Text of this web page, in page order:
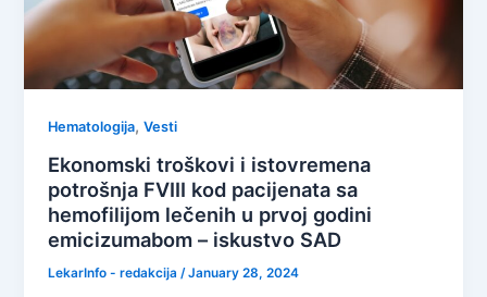
Hematologija,Vesti
Ekonomski troškovi i istovremena
potrošnja FVIII kod pacijenata sa
hemofilijom lečenih u prvoj godini
emicizumabom – iskustvo SAD
LekarInfo - redakcija /January 28, 2024